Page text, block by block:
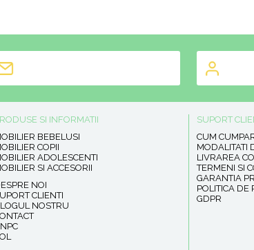
SI INFORMATII
BEBELUSI
COPII
ADOLESCENTI
SI ACCESORII
NOI
CLIENTI
NOSTRU
SUPORT
CUM
MODALITATI
LIVRAREA
TERMENI SI
GARANTIA
POLITICA DE
GDPR